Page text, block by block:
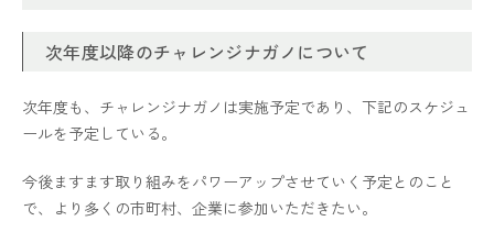
次年度以降のチャレンジナガノについて
次年度も、チャレンジナガノは実施予定であり、下記のスケジュ
ールを予定している。
今後ますます取り組みをパワーアップさせていく予定とのこと
で、より多くの市町村、企業に参加いただきたい。